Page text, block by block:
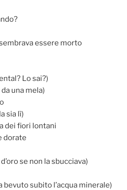
essere morto
Lo sai?)
da una mela)
sia lì)
dei fiori lontani
dorate
se non la sbucciava)
bevuto subito l’acqua minerale)